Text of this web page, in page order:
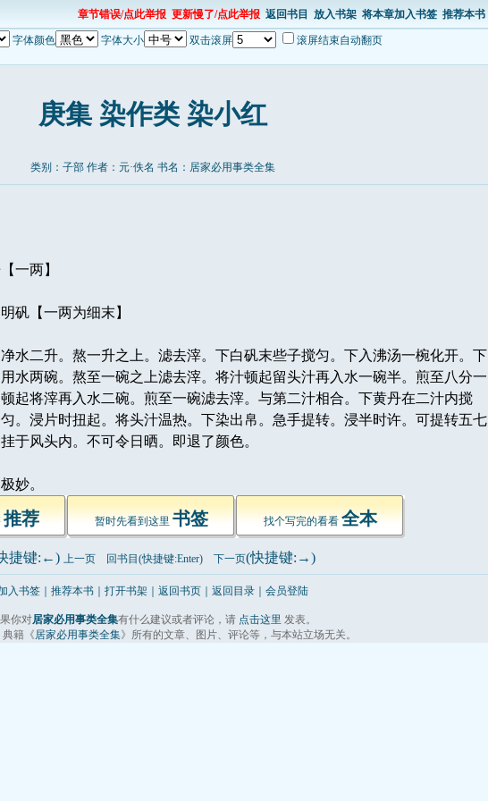
章节错误/点此举报 更新慢了/点此举报 返回书目 放入书架 将本章加入书签 推荐本书
字体颜色 字体大小 双击滚屏 滚屏结束自动翻页
庚集 染作类 染小红
类别：子部 作者：元·佚名 书名： 居家必用事类全集
两】
【一两为细末】
水二升。熬一升之上。滤去滓。下白矾末些子搅匀。下入沸汤一椀化开。下
水两碗。熬至一碗之上滤去滓。将汁顿起留头汁再入水一碗半。煎至八分一
起将滓再入水二碗。煎至一碗滤去滓。与第二汁相合。下黄丹在二汁内搅
。浸片时扭起。将头汁温热。下染出帛。急手提转。浸半时许。可提转五七
于风头内。不可令日晒。即退了颜色。
妙。
推荐 暂时先看到这里 书签 找个写完的看看 全本
捷键:←) 上一页 回书目(快捷键:Enter) 下一页(快捷键:→)
入书签 推荐本书 打开书架 返回书页 返回目录｜ 会员登陆
你对居家必用事类全集有什么建议或者评论，请 点击这里 发表。
籍《居家必用事类全集》所有的文章、图片、评论等，与本站立场无关。